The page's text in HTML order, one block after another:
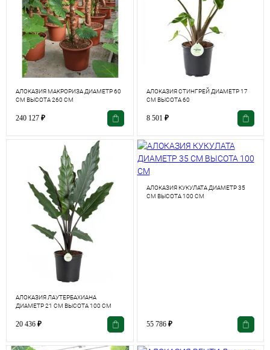
АЛОКАЗИЯ МАКРОРИЗА ДИАМЕТР 60
СМ ВЫСОТА 260 СМ
240 127 ₽
АЛОКАЗИЯ СТИНГРЕЙ ДИАМЕТР 17
СМ ВЫСОТА 60
8 501 ₽
АЛОКАЗИЯ ЛАУТЕРБАХИАНА
ДИАМЕТР 21 СМ ВЫСОТА 100 СМ
20 436 ₽
АЛОКАЗИЯ КУКУЛАТА ДИАМЕТР 35
СМ ВЫСОТА 100 СМ
55 786 ₽